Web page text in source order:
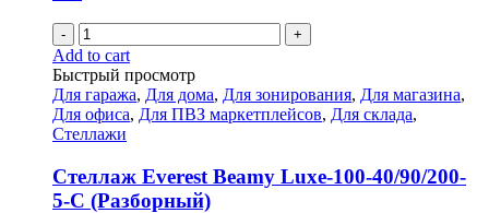
- +
Add to cart
Быстрый просмотр
Для гаража, Для дома, Для зонирования, Для магазина,
Для офиса, Для ПВЗ маркетплейсов, Для склада,
Стеллажи
Стеллаж Everest Beamy Luxe-100-40/90/200-
5-C (Разборный)